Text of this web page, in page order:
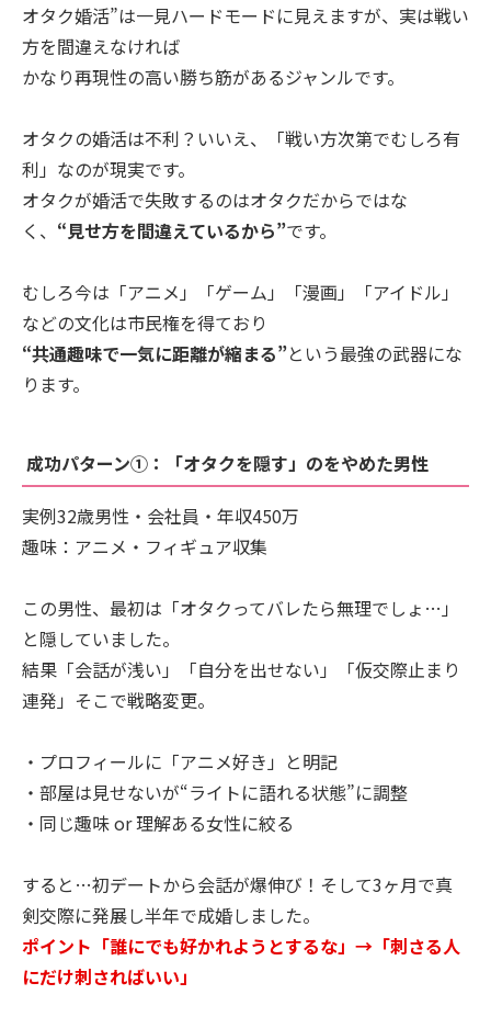
オタク婚活”は一見ハードモードに見えますが、実は戦い
方を間違えなければ
かなり再現性の高い勝ち筋があるジャンルです。
オタクの婚活は不利？いいえ、「戦い方次第でむしろ有
利」なのが現実です。
オタクが婚活で失敗するのはオタクだからではな
く、 “見せ方を間違えているから”です。
むしろ今は「アニメ」「ゲーム」「漫画」「アイドル」
などの文化は市民権を得ており
“共通趣味で一気に距離が縮まる”という最強の武器にな
ります。
成功パターン①：「オタクを隠す」のをやめた男性
実例32歳男性・会社員・年収450万
趣味：アニメ・フィギュア収集
この男性、最初は「オタクってバレたら無理でしょ…」
と隠していました。
結果「会話が浅い」「自分を出せない」「仮交際止まり
連発」そこで戦略変更。
・プロフィールに「アニメ好き」と明記
・部屋は見せないが“ライトに語れる状態”に調整
・同じ趣味 or 理解ある女性に絞る
すると…初デートから会話が爆伸び！そして3ヶ月で真
剣交際に発展し半年で成婚しました。
ポイント「誰にでも好かれようとするな」→「刺さる人
にだけ刺さればいい」